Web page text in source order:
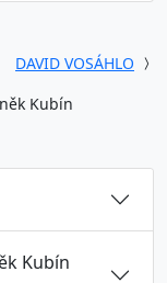
DAVID VOSÁHLO
Kubín
Kubín